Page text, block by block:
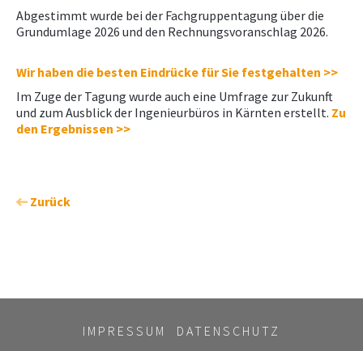
Abgestimmt wurde bei der Fachgruppentagung über die
Grundumlage 2026 und den Rechnungsvoranschlag 2026.
Wir haben die besten Eindrücke für Sie festgehalten >>
Im Zuge der Tagung wurde auch eine Umfrage zur Zukunft
und zum Ausblick der Ingenieurbüros in Kärnten erstellt. Zu
den Ergebnissen >>
Zurück
IMPRESSUM DATENSCHUTZ